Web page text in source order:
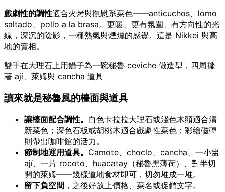
戲劇性的調性適合火烤與撫慰系菜色——anticuchos、lomo
saltado、pollo a la brasa。更暖、更有氛圍、有方向性的光
線，深沉的陰影，一種熱氣與煙燻的感覺。這是 Nikkei 與高
地的賣相。
雙手在大理石上用鑷子為一碗秘魯 ceviche 做造型，四周擺
著 ají、萊姆與 cancha 道具
讀來就是秘魯風的檯面與道具
讓檯面配合調性。 白色卡拉拉大理石或淺色木頭適合清
新菜色；深色石板或胡桃木適合戲劇性菜色；彩繪磁磚
則帶出咖啡館的活力。
節制地運用道具。 Camote、choclo、cancha、一小盅
ají、一片 rocoto、huacatay（秘魯黑薄荷）、對半切
開的萊姆——幾樣道地食材即可，切勿堆成一堆。
留下負空間 ，之後好放上價格、菜名或促銷文字。